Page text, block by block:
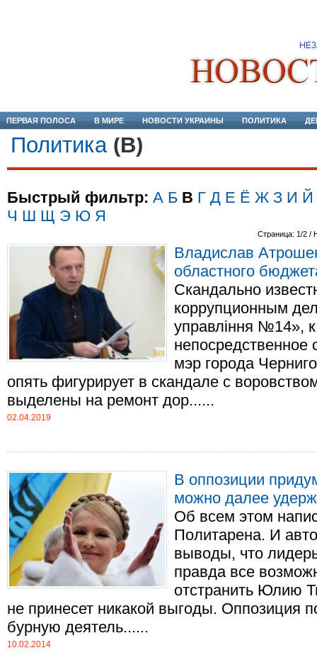
ПЕРВАЯ ПОЛОСА В МИРЕ НОВОСТИ УКРАИНЫ ПОЛИТИКА
Политика(В)
Быстрый фильтр: А Б В Г Д Е Ё Ж З И Й
Ч Ш Щ Э Ю Я
Страница: 1/2 /
Владислав
областного
Скандально
коррупционным
управління №14»,
мэр города
опять фигурирует в скандале с
выделены на ремонт дор......
02.04.2019
В оппозиции
можно далее
Об всем этом
Политарена. И
выводы, что
правда все
отстранить Юлию
не принесет никакой выгоды. Оппозиция
бурную деятель......
10.02.2014